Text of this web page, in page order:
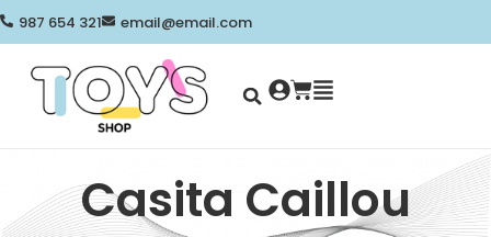
Ir
al
contenido
987 654 321 email@email.com
Search
Cart
Casita Caillou